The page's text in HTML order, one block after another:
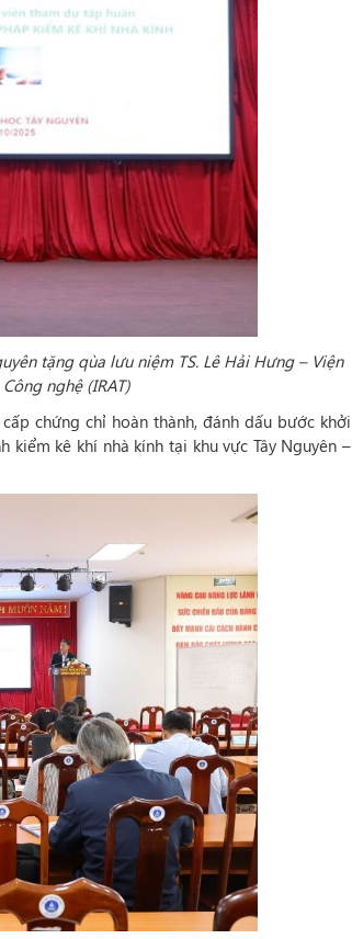
tặng qùa lưu niệm TS. Lê Hải Hưng – Viện
nghệ (IRAT)
chứng chỉ hoàn thành, đánh dấu bước khởi
kê khí nhà kính tại khu vực Tây Nguyên –